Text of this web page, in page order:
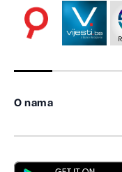
O nama